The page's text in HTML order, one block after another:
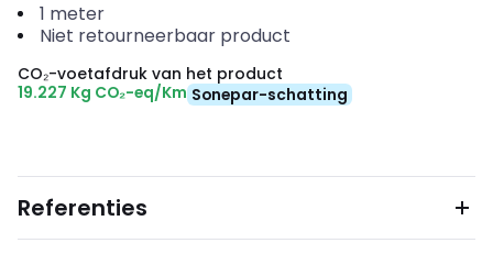
1 meter
Niet retourneerbaar product
CO₂-voetafdruk van het product
19.227 Kg CO₂-eq/Km Sonepar-schatting
Referenties